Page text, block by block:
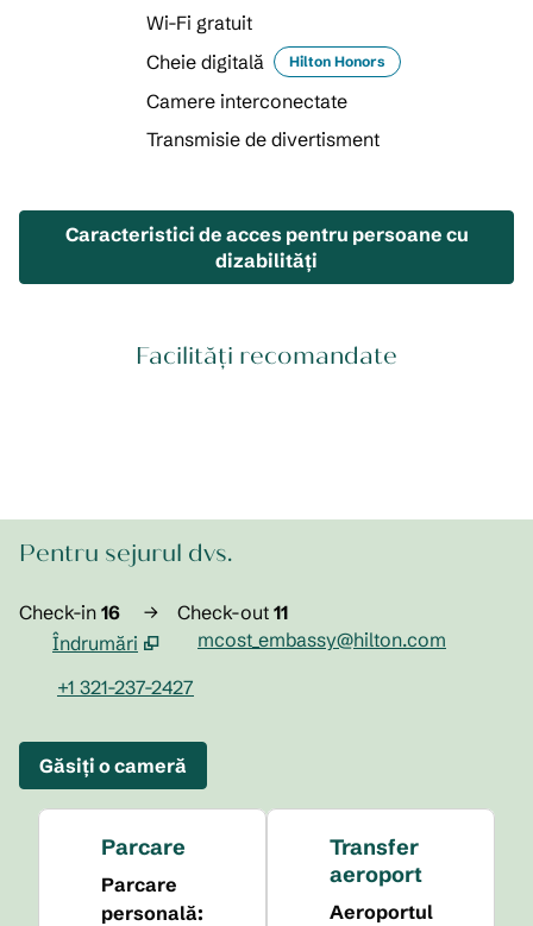
Wi-Fi gratuit
Cheie digitală
Hilton Honors
Camere interconectate
Transmisie de divertisment
Caracteristici de acces pentru persoane cu
dizabilităţi
Facilități recomandate
FAMILIILE ȘI COPIII
Pentru sejurul dvs.
Check-in 16 → Check-out 11
Îndrumări
Deschide o filă nouă
mcost_embassy@hilton.com
+1 321-237-2427
Găsiți o cameră
Parcare
Parcare
personală:
Transfer
aeroport
Aeroportul